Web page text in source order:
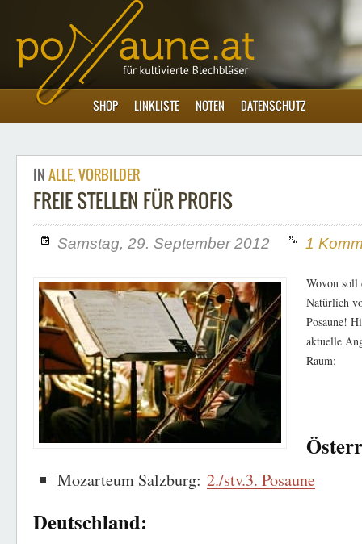
SHOP LINKLISTE NOTEN DATENSCHUTZ
INALLE,VORBILDER
FREIE STELLEN FÜR PROFIS
Samstag, 29. September 2012 1
Wovon soll
Natürlich
Posaune!
aktuelle
Raum:
Mozarteum Salzburg: 2./stv.3. Posaune
Deutschland: